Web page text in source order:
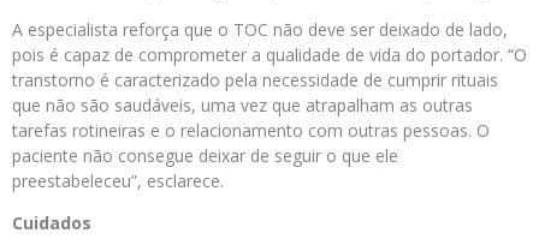
A especialista reforça que o TOC não deve ser deixado de lado,
pois é capaz de comprometer a qualidade de vida do portador. “O
transtorno é caracterizado pela necessidade de cumprir rituais
que não são saudáveis, uma vez que atrapalham as outras
tarefas rotineiras e o relacionamento com outras pessoas. O
paciente não consegue deixar de seguir o que ele
preestabeleceu”, esclarece.
Cuidados